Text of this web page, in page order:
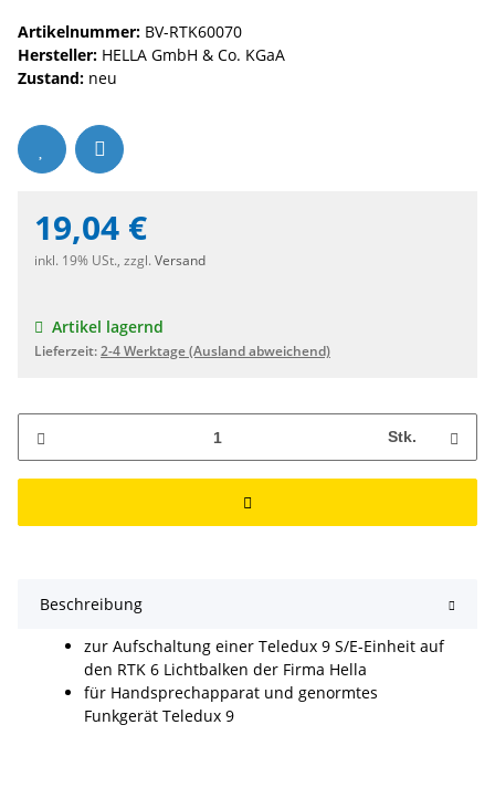
Artikelnummer: BV-RTK60070
Hersteller: HELLA GmbH & Co. KGaA
Zustand: neu
19,04 €
inkl. 19% USt., zzgl. Versand
Artikel lagernd
Lieferzeit:2-4 Werktage(Ausland abweichend)
Stk.
Beschreibung
zur Aufschaltung einer Teledux 9 S/E-Einheit auf
den RTK 6 Lichtbalken der Firma Hella
für Handsprechapparat und genormtes
Funkgerät Teledux 9